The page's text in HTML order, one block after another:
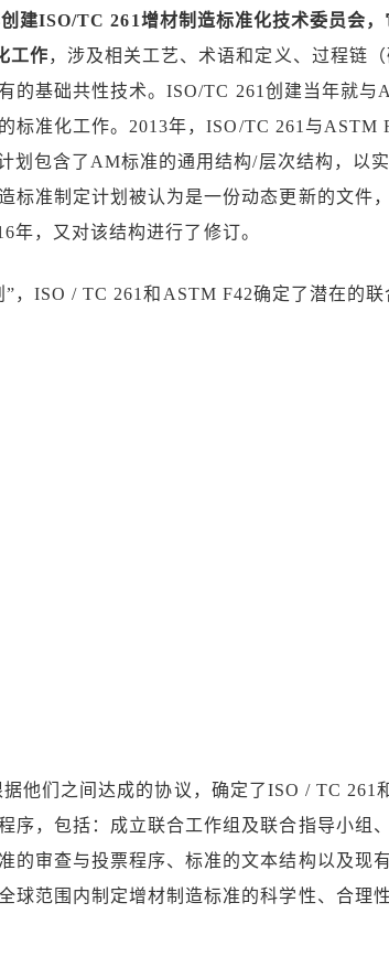
建ISO/TC 261增材制造标准化技术委员会
工作，涉及相关工艺、术语和定义、过程链
的基础共性技术。ISO/TC 261创建当年就与
标准化工作。2013年，ISO/TC 261与ASTM
划包含了AM标准的通用结构/层次结构，以
标准制定计划被认为是一份动态更新的文件
年，又对该结构进行了修订。
，ISO / TC 261和ASTM F42确定了潜在的
们之间达成的协议，确定了ISO / TC 261
序，包括：成立联合工作组及联合指导小组
的审查与投票程序、标准的文本结构以及现
球范围内制定增材制造标准的科学性、合理